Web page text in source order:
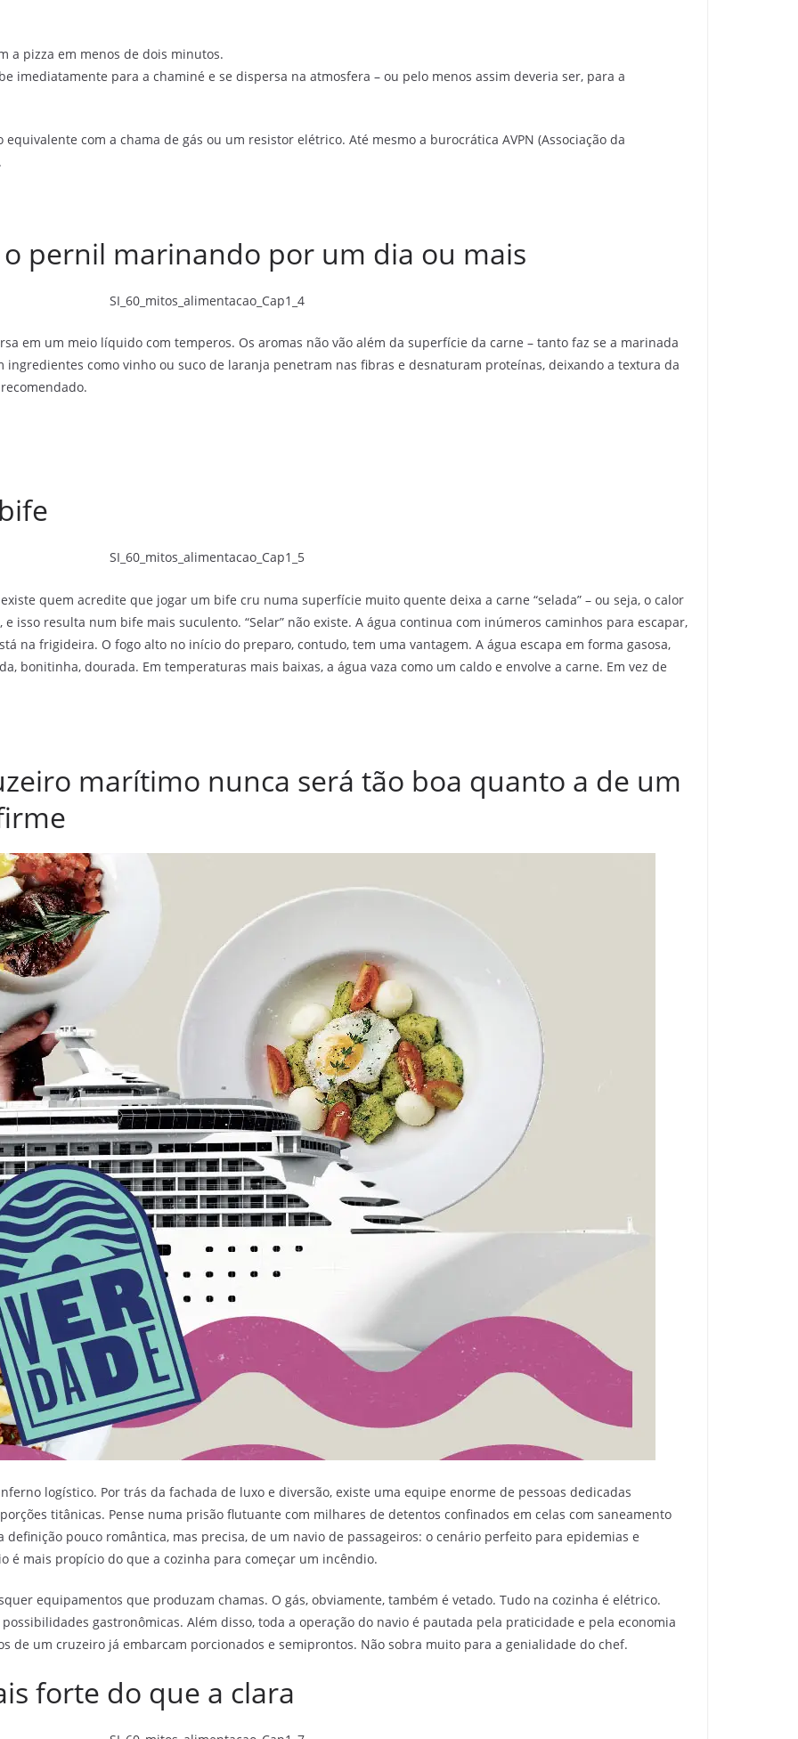
a pizza em menos de dois minutos.
imediatamente para a chaminé e se dispersa na atmosfera – ou pelo menos assim deveria ser, para a
com a chama de gás ou um resistor elétrico. Até mesmo a burocrática AVPN (Associação da
o pernil marinando por um dia ou mais
em um meio líquido com temperos. Os aromas não vão além da superfície da carne – tanto faz se a marinada
ingredientes como vinho ou suco de laranja penetram nas fibras e desnaturam proteínas, deixando a textura da
quem acredite que jogar um bife cru numa superfície muito quente deixa a carne “selada” – ou seja, o calor
isso resulta num bife mais suculento. “Selar” não existe. A água continua com inúmeros caminhos para escapar,
na frigideira. O fogo alto no início do preparo, contudo, tem uma vantagem. A água escapa em forma gasosa,
bonitinha, dourada. Em temperaturas mais baixas, a água vaza como um caldo e envolve a carne. Em vez de
marítimo nunca será tão boa quanto a de um
logístico. Por trás da fachada de luxo e diversão, existe uma equipe enorme de pessoas dedicadas
titânicas. Pense numa prisão flutuante com milhares de detentos confinados em celas com saneamento
pouco romântica, mas precisa, de um navio de passageiros: o cenário perfeito para epidemias e
é mais propício do que a cozinha para começar um incêndio.
equipamentos que produzam chamas. O gás, obviamente, também é vetado. Tudo na cozinha é elétrico.
gastronômicas. Além disso, toda a operação do navio é pautada pela praticidade e pela economia
de um cruzeiro já embarcam porcionados e semiprontos. Não sobra muito para a genialidade do chef.
forte do que a clara